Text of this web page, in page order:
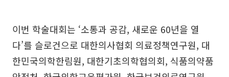
이번 학술대회는 ‘소통과 공감, 새로운 60년을 열
다’를 슬로건으로 대한의사협회 의료정책연구원, 대
한민국의학한림원, 대한기초의학협의회, 식품의약품